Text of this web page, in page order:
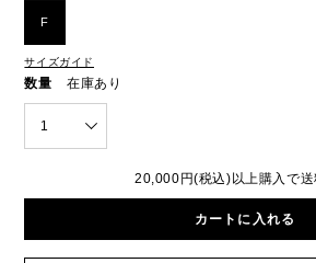
F
サイズガイド
数量 在庫あり
1
20,000円(税込)以上購入で送
カートに入れる